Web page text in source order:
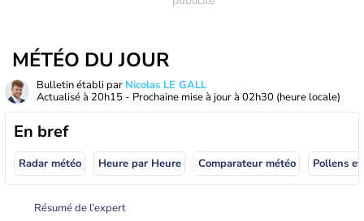
MÉTÉO DU JOUR
Bulletin établi par Nicolas LE GALL
Actualisé à 20h15 - Prochaine mise à jour à 02h30 (heure locale)
En bref
Radar météo Heure par Heure Comparateur météo Pollens
Résumé de l’expert